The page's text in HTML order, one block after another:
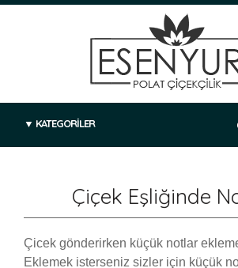
KATEGORİLER
Çiçek Eşliğinde
Çicek gönderirken küçük notlar
Eklemek isterseniz sizler için küçük